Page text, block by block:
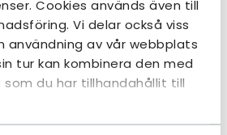
Cookies används även till
Vi delar också viss
användning av vår webbplats
tur kan kombinera den med
du har tillhandahållit till